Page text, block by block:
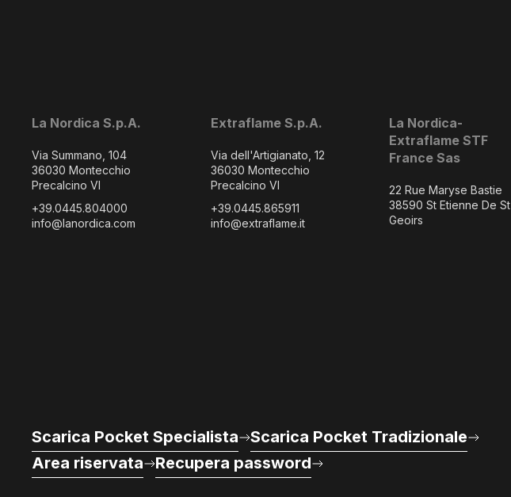
La Nordica S.p.A.
Via Summano, 104
36030 Montecchio
Precalcino VI
+39.0445.804000
info@lanordica.com
Extraflame S.p.A.
Via dell'Artigianato, 12
36030 Montecchio
Precalcino VI
+39.0445.865911
info@extraflame.it
La Nordica-
Extraflame STF
France Sas
22 Rue Maryse Bastie
38590 St Etienne De St
Geoirs
Scarica Pocket Specialista
Scarica Pocket Tradizionale
Area riservata
Recupera password